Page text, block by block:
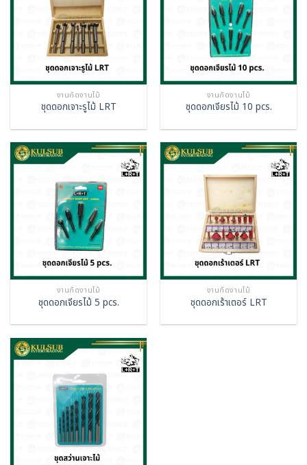
งานกัดงานไม้
ชุดดอกเจาะรูไม้ LRT
งานกัดงานไม้
ชุดดอกเจียรไม้ 10 pcs.
งานกัดงานไม้
ชุดดอกเจียรไม้ 5 pcs.
งานกัดงานไม้
ชุดดอกเร้าเตอร์ LRT